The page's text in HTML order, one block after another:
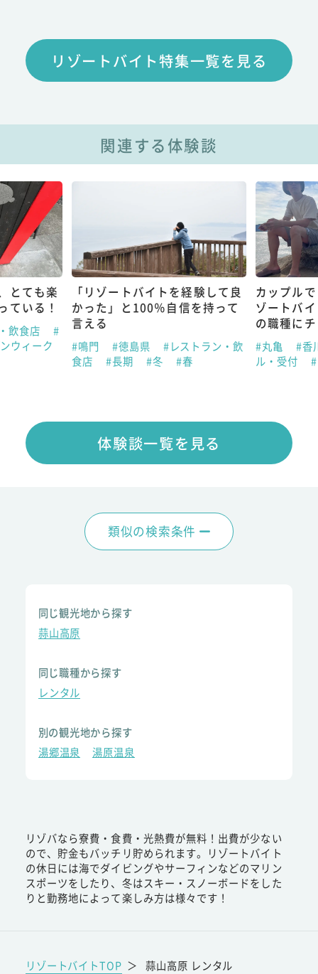
リゾートバイト特集一覧を見る
関連する体験談
とても楽
ている！
飲食店
#
ウィーク
「リゾートバイトを経験して良
かった」と100％自信を持って
言える
#鳴門 #徳島県
#レストラン・飲
食店
#長期 #冬 #春
カップル
ゾートバ
の職種に
#丸亀
#香
ル・受付
体験談一覧を見る
類似の検索条件
同じ観光地から探す
蒜山高原
同じ職種から探す
レンタル
別の観光地から探す
湯郷温泉
湯原温泉
リゾバなら寮費・食費・光熱費が無料！出費が少ない
ので、貯金もバッチリ貯められます。リゾートバイト
の休日には海でダイビングやサーフィンなどのマリン
スポーツをしたり、冬はスキー・スノーボードをした
りと勤務地によって楽しみ方は様々です！
リゾートバイトTOP ＞ 蒜山高原 レンタル